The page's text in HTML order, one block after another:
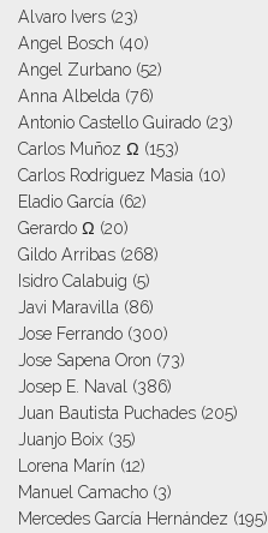
Alvaro Ivers (23)
Angel Bosch (40)
Angel Zurbano (52)
Anna Albelda (76)
Antonio Castello Guirado (23)
Carlos Muñoz Ω (153)
Carlos Rodriguez Masia (10)
Eladio García (62)
Gerardo Ω (20)
Gildo Arribas (268)
Isidro Calabuig (5)
Javi Maravilla (86)
Jose Ferrando (300)
Jose Sapena Oron (73)
Josep E. Naval
(386)
Juan Bautista Puchades (205)
Juanjo Boix (35)
Lorena Marín (12)
Manuel Camacho (3)
Mercedes García Hernández (195)